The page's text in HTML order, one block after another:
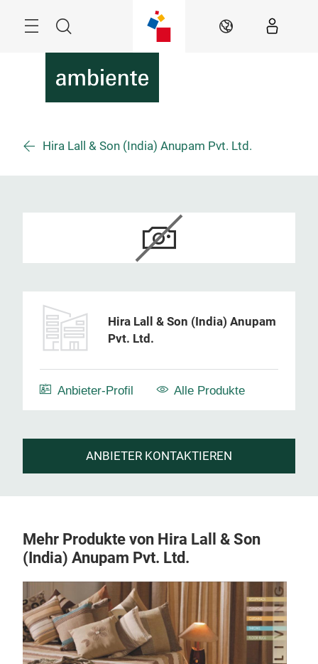
Suche DE
Hira Lall & Son (India) Anupam Pvt. Ltd.
Hira Lall & Son (India) Anupam
Pvt. Ltd.
Anbieter-Profil Alle Produkte
ANBIETER KONTAKTIEREN
Mehr Produkte von Hira Lall & Son
(India) Anupam Pvt. Ltd.